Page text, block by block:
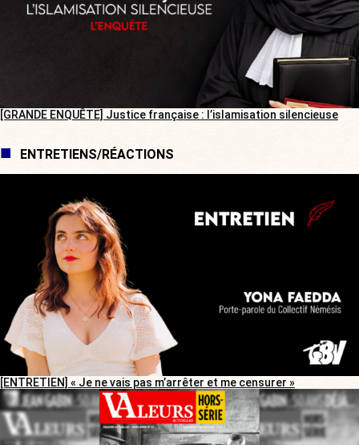
[GRANDE ENQUÊTE] Justice française : l’islamisation silencieuse
ENTRETIENS/RÉACTIONS
[ENTRETIEN] « Je ne vais pas m’arrêter et me censurer »